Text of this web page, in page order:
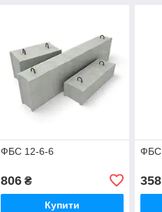
ФБС 12-6-6
806₴
Купити
ФБС
358